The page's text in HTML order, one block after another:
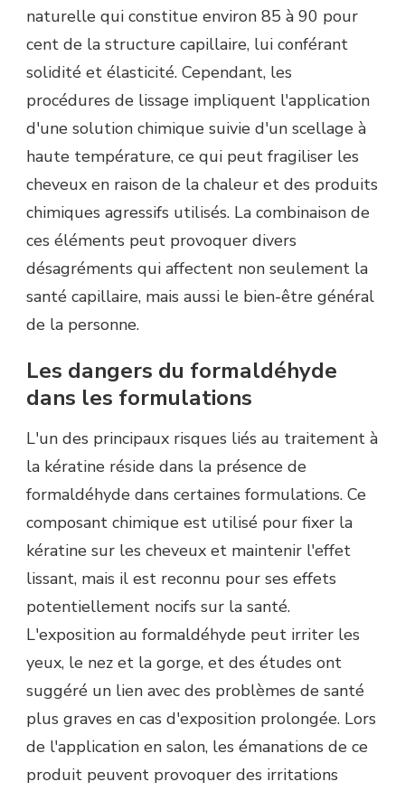
naturelle qui constitue environ 85 à 90 pour
cent de la structure capillaire, lui conférant
solidité et élasticité. Cependant, les
procédures de lissage impliquent l'application
d'une solution chimique suivie d'un scellage à
haute température, ce qui peut fragiliser les
cheveux en raison de la chaleur et des produits
chimiques agressifs utilisés. La combinaison de
ces éléments peut provoquer divers
désagréments qui affectent non seulement la
santé capillaire, mais aussi le bien-être général
de la personne.
Les dangers du formaldéhyde
dans les formulations
L'un des principaux risques liés au traitement à
la kératine réside dans la présence de
formaldéhyde dans certaines formulations. Ce
composant chimique est utilisé pour fixer la
kératine sur les cheveux et maintenir l'effet
lissant, mais il est reconnu pour ses effets
potentiellement nocifs sur la santé.
L'exposition au formaldéhyde peut irriter les
yeux, le nez et la gorge, et des études ont
suggéré un lien avec des problèmes de santé
plus graves en cas d'exposition prolongée. Lors
de l'application en salon, les émanations de ce
produit peuvent provoquer des irritations